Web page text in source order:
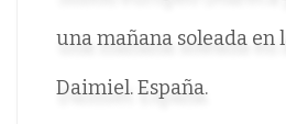
una mañana soleada en
Daimiel. España.